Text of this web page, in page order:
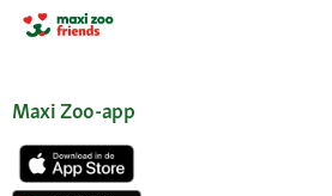
Maxi Zoo-app